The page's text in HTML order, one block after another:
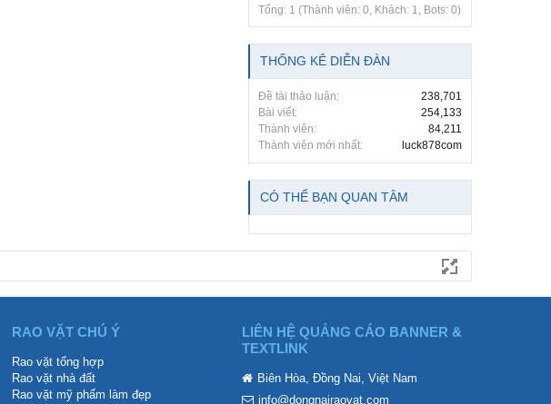
Tổng: 1 (Thành viên: 0, Khách: 1, Bots: 0)
THỐNG KÊ DIỄN ĐÀN
Đề tài thảo luận:
238,701
Bài viết:
254,133
Thành viên:
84,211
Thành viên mới nhất:
luck878com
CÓ THỂ BẠN QUAN TÂM
RAO VẶT CHÚ Ý
Rao vặt tổng hợp
Rao vặt nhà đất
Rao vặt mỹ phẩm làm đẹp
LIÊN HỆ QUẢNG CÁO BANNER &
TEXTLINK
Biên Hòa, Đồng Nai, Việt Nam
info@dongnairaovat.com